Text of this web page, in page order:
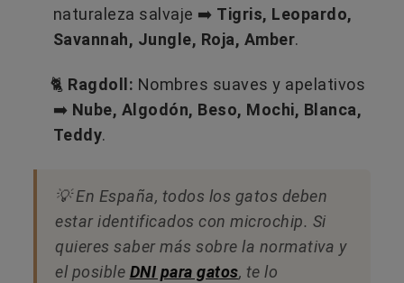
naturaleza salvaje ➡️​ Tigris, Leopardo,
Savannah, Jungle, Roja, Amber.
🐈 Ragdoll: Nombres suaves y apelativos
➡️​ Nube, Algodón, Beso, Mochi, Blanca,
Teddy.
💡 En España, todos los gatos deben
estar identificados con microchip. Si
quieres saber más sobre la normativa y
el posible DNI para gatos, te lo